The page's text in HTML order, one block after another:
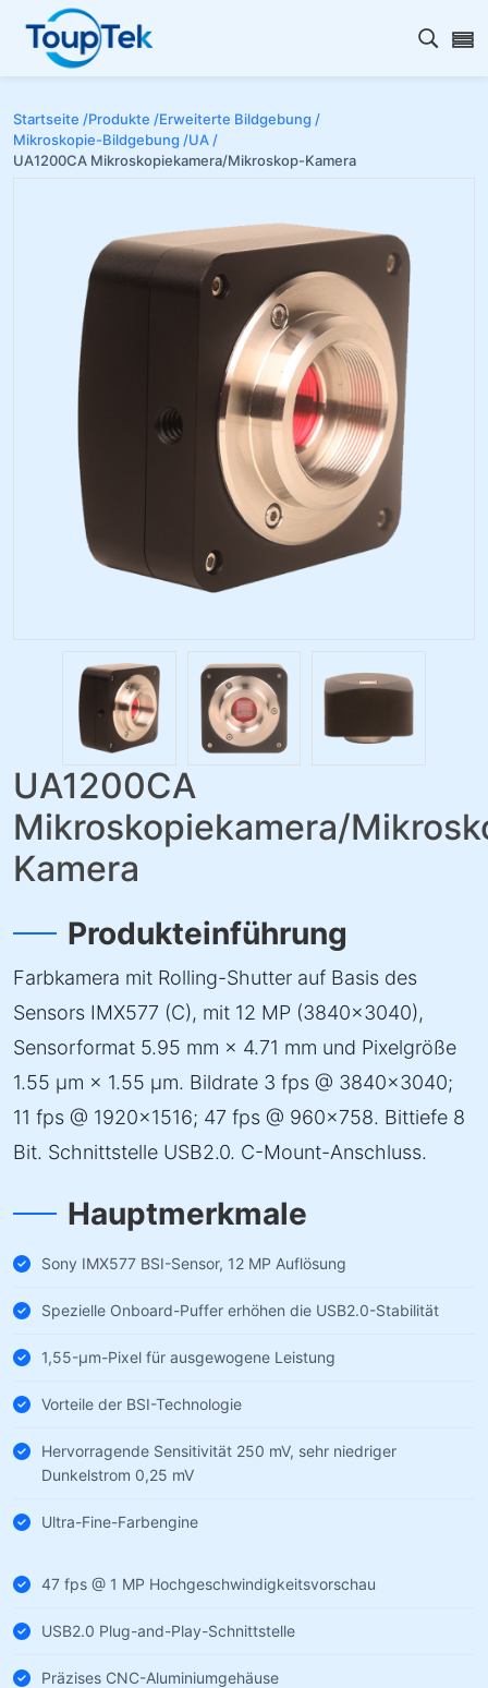
Open
Startseite /Produkte /Erweiterte Bildgebung /
Mikroskopie-Bildgebung /UA /
UA1200CA Mikroskopiekamera/Mikroskop-Kamera
UA1200CA
Mikroskopiekamera/
Kamera
Produkteinführung
Farbkamera mit Rolling-Shutter auf Basis des
Sensors IMX577 (C), mit 12 MP (3840×3040),
Sensorformat 5.95 mm × 4.71 mm und Pixelgröße
1.55 µm × 1.55 µm. Bildrate 3 fps @ 3840×3040;
11 fps @ 1920×1516; 47 fps @ 960×758. Bittiefe 8
Bit. Schnittstelle USB2.0. C-Mount-Anschluss.
Hauptmerkmale
Sony IMX577 BSI-Sensor, 12 MP Auflösung
Spezielle Onboard-Puffer erhöhen die USB2.0-Stabilität
1,55-µm-Pixel für ausgewogene Leistung
Vorteile der BSI-Technologie
Hervorragende Sensitivität 250 mV, sehr niedriger
Dunkelstrom 0,25 mV
Ultra-Fine-Farbengine
47 fps @ 1 MP Hochgeschwindigkeitsvorschau
USB2.0 Plug-and-Play-Schnittstelle
Präzises CNC-Aluminiumgehäuse